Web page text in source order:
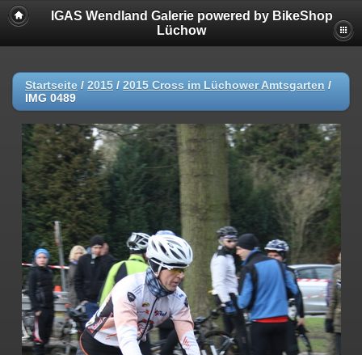
IGAS Wendland Galerie powered by BikeShop
Lüchow
Startseite / 2015 / 2015 Cross im Lüchower Amtsgarten /
IMG 0489